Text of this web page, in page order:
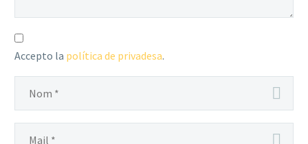
Accepto la política de privadesa.